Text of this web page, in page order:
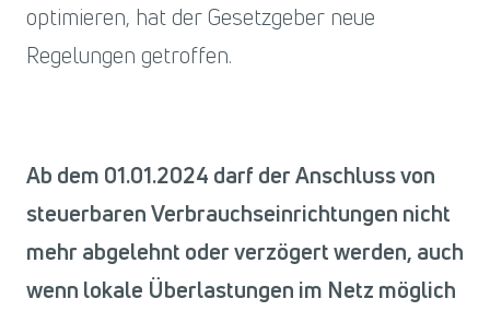
optimieren, hat der Gesetzgeber neue
Regelungen getroffen.
Ab dem 01.01.2024 darf der Anschluss von
steuerbaren Verbrauchseinrichtungen nicht
mehr abgelehnt oder verzögert werden, auch
wenn lokale Überlastungen im Netz möglich